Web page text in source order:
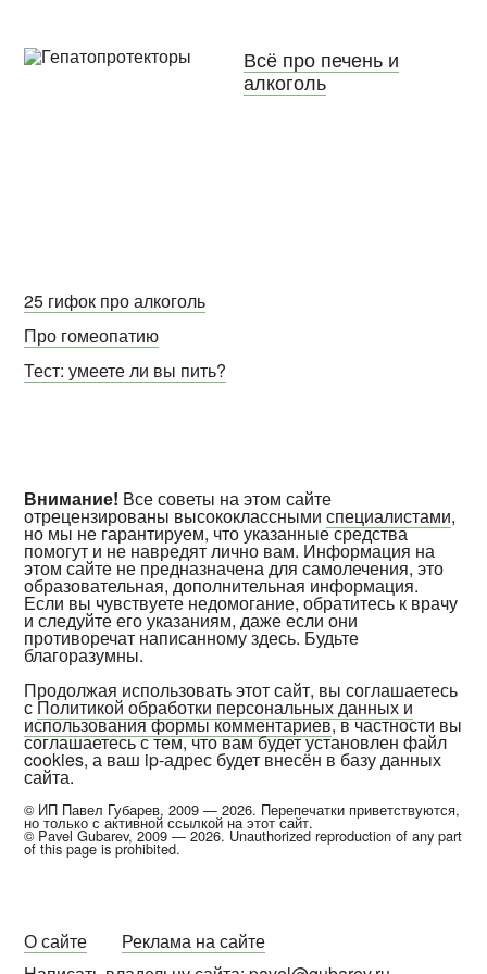
Всё про печень и
алкоголь
25 гифок про алкоголь
Про гомеопатию
Тест: умеете ли вы пить?
Внимание! Все советы на этом сайте
отрецензированы высококласснымиспециалистами,
но мы не гарантируем, что указанные средства
помогут и не навредят лично вам. Информация на
этом сайте не предназначена для самолечения, это
образовательная, дополнительная информация.
Если вы чувствуете недомогание, обратитесь к врачу
и следуйте его указаниям, даже если они
противоречат написанному здесь. Будьте
благоразумны.
Продолжая использовать этот сайт, вы соглашаетесь
с Политикой обработки персональных данных и
использования формы комментариев, в частности вы
соглашаетесь с тем, что вам будет установлен файл
cookies, а ваш ip-адрес будет внесён в базу данных
сайта.
© ИП Павел Губарев, 2009 — 2026. Перепечатки приветствуются,
но только с активной ссылкой на этот сайт.
© Pavel Gubarev, 2009 — 2026. Unauthorized reproduction of any part
of this page is prohibited.
О сайте
Реклама на сайте